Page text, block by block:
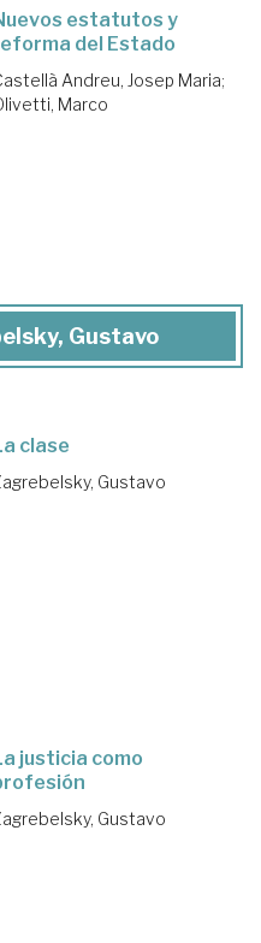
estatutos y
del Estado
Andreu, Josep Maria;
Marco
Gustavo
clase
Gustavo
justicia como
Gustavo